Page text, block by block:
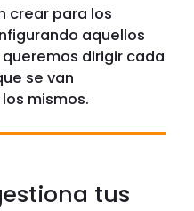
crear para los
aquellos
dirigir cada
se van
mismos.
tus